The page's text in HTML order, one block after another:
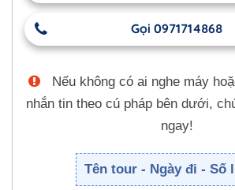
Gọi 0971714868
Nếu không có ai nghe máy
nhắn tin theo cú pháp bên dưới,
ngay!
Tên tour - Ngày đi - Số